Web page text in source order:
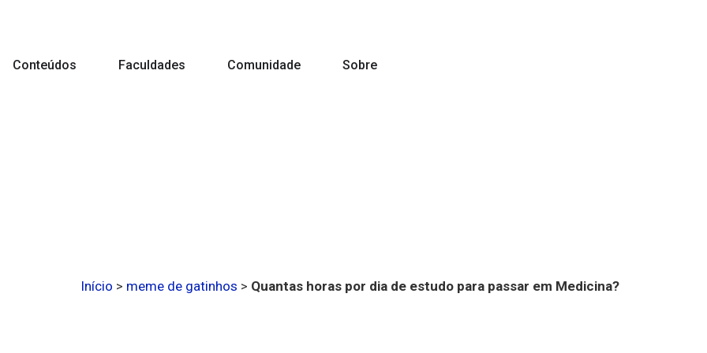
Conteúdos Faculdades Comunidade Sobre
Início > meme de gatinhos > Quantas horas por dia de estudo para passar em Medicina?